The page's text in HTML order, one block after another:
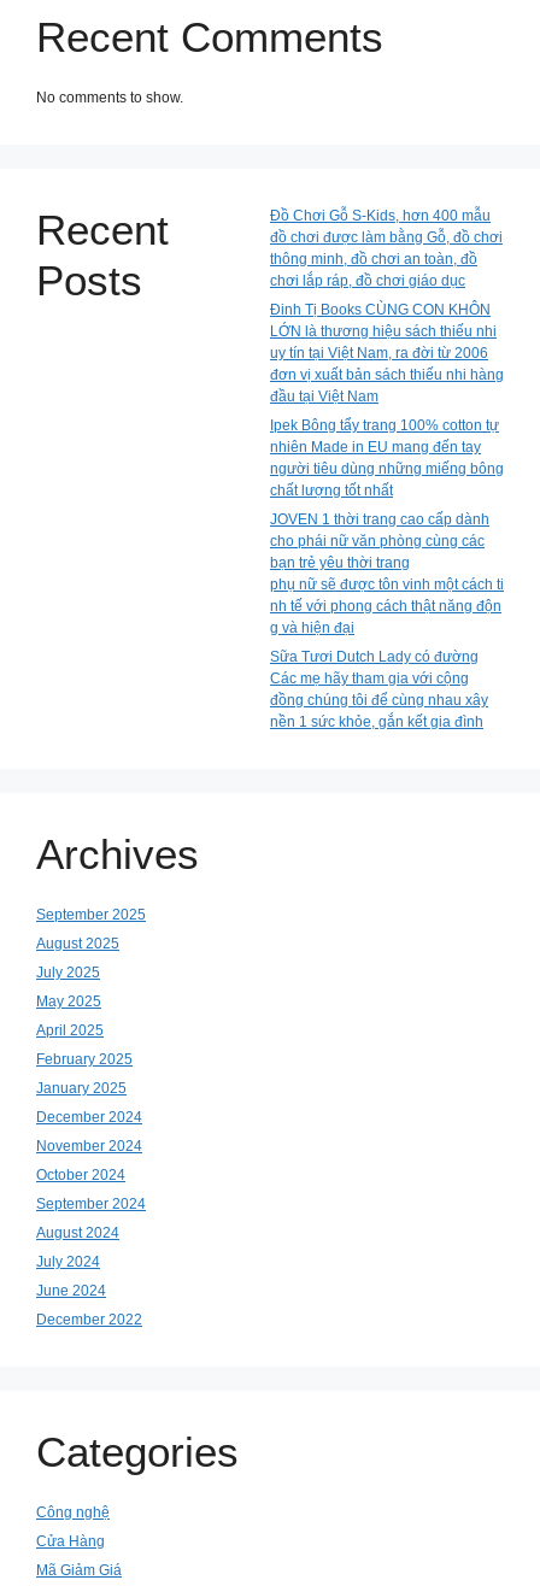
Recent Comments
No comments to show.
Recent
Posts
Đồ Chơi Gỗ S-Kids, hơn 400 mẫu
đồ chơi được làm bằng Gỗ, đồ chơi
thông minh, đồ chơi an toàn, đồ
chơi lắp ráp, đồ chơi giáo dục
Đinh Tị Books CÙNG CON KHÔN
LỚN là thương hiệu sách thiếu nhi
uy tín tại Việt Nam, ra đời từ 2006
đơn vị xuất bản sách thiếu nhi hàng
đầu tại Việt Nam
Ipek Bông tẩy trang 100% cotton tự
nhiên Made in EU mang đến tay
người tiêu dùng những miếng bông
chất lượng tốt nhất
JOVEN 1 thời trang cao cấp dành
cho phái nữ văn phòng cùng các
bạn trẻ yêu thời trang
phụ nữ sẽ được tôn vinh một cách ti
nh tế với phong cách thật năng độn
g và hiện đại
Sữa Tươi Dutch Lady có đường
Các mẹ hãy tham gia với cộng
đồng chúng tôi để cùng nhau xây
nền 1 sức khỏe, gắn kết gia đình
Archives
September 2025
August 2025
July 2025
May 2025
April 2025
February 2025
January 2025
December 2024
November 2024
October 2024
September 2024
August 2024
July 2024
June 2024
December 2022
Categories
Công nghệ
Cửa Hàng
Mã Giảm Giá